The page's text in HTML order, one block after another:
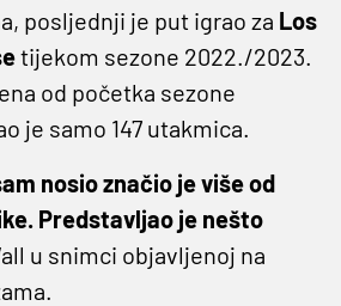
posljednji je put igrao za Los
tijekom sezone 2022./2023.
od početka sezone
je samo 147 utakmica.
nosio značio je više od
Predstavljao je nešto
u snimci objavljenoj na